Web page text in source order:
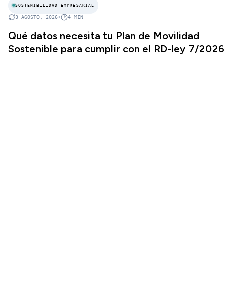
SOSTENIBILIDAD EMPRESARIAL
3 AGOSTO, 2026• 4 MIN
Qué datos necesita tu Plan de Movilidad
Sostenible para cumplir con el RD-ley 7/2026